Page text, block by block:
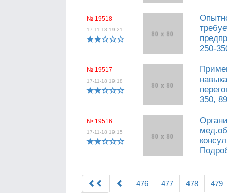
№ 19518
17-11-18 19:21
250-
№ 19517
17-11-18 19:18
350,
№ 19516
17-11-18 19:15
476 477 478 479